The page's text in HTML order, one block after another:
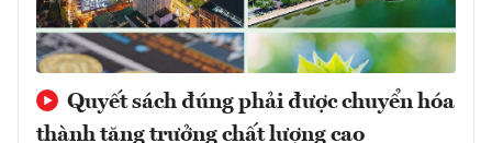
Quyết sách đúng phải được chuyển hóa
thành tăng trưởng chất lượng cao